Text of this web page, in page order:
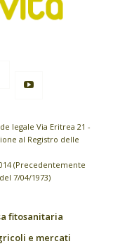
legale Via Eritrea 21 -
al Registro delle
(Precedentemente
7/04/1973)
fitosanitaria
e mercati